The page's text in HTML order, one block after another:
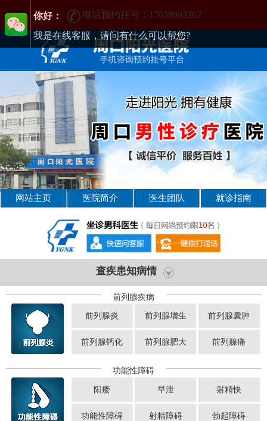
电话预约挂号：17638093262
周口男性疾病哪家医院好-周口2025年男科医院排名-周口男科医院
网站主页 医院简介 医生团队 就诊指南
查疾患知病情
前列腺疾病
前列腺炎 前列腺增生 前列腺囊肿
前列腺钙化 前列腺肥大 前列腺痛
功能性障碍
阳痿 早泄 射精快
功能性障碍 射精障碍 勃起障碍
你好：
我是在线客服，请问有什么可以帮您?